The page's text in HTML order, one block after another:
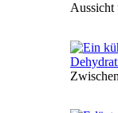
Aussicht